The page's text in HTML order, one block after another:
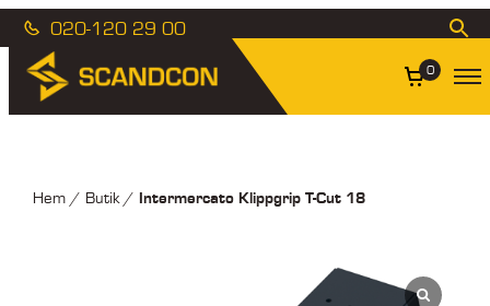
020-120 29 00
0
Hem/ Butik/ Intermercato Klippgrip T-Cut 18